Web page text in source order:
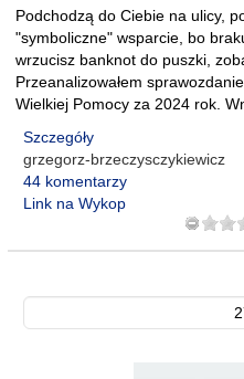
Podchodzą do Ciebie na ulicy,
"symboliczne" wsparcie, bo
wrzucisz banknot do puszki,
Przeanalizowałem
Wielkiej Pomocy za 2024 rok.
Szczegóły
grzegorz-brzeczysczykiewicz
44 komentarzy
Link na Wykop